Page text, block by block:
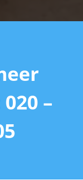
–